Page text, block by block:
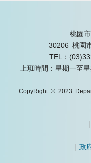
桃園
30206 桃園
TEL：
上班時間：星期一至
CopyRight © 2023
|政